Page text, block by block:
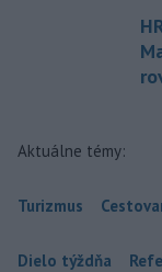
Aktuálne témy:
Turizmus
Dielo týždňa